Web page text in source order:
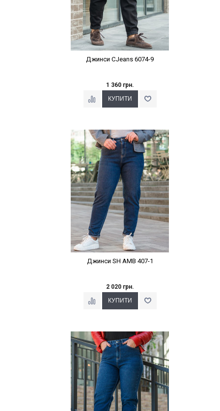
Джинси CJeans 6074-9
1 360 грн.
Наклейки Варіант з %
Джинси SH AMB 407-1
2 020 грн.
Наклейки Варіант з %